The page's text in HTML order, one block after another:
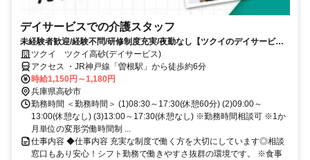
デイサービスでの介護スタッフ
未経験者歓迎/経験不問/研修制度充実/夜勤なし【ツクイのデイサービス/
介護スタッフ求人】
ツクイ ツクイ高砂(デイサービス)
アクセス ・JR神戸線「曽根駅」から徒歩約6分
時給1,150円～1,180円
兵庫県高砂市
勤務時間 ＜勤務時間＞ (1)08:30～17:30(休憩60分) (2)09:00～
13:00(休憩なし) (3)13:00～17:30(休憩なし) ※勤務時間相談可 ※1か
月単位の変形労働時間制 ...
仕事内容 ◆仕事内容 充実な制度で働く方を大切にしています◎相談
窓口もあり安心！シフト勤務で働きやすさ抜群の環境です。 ※食事